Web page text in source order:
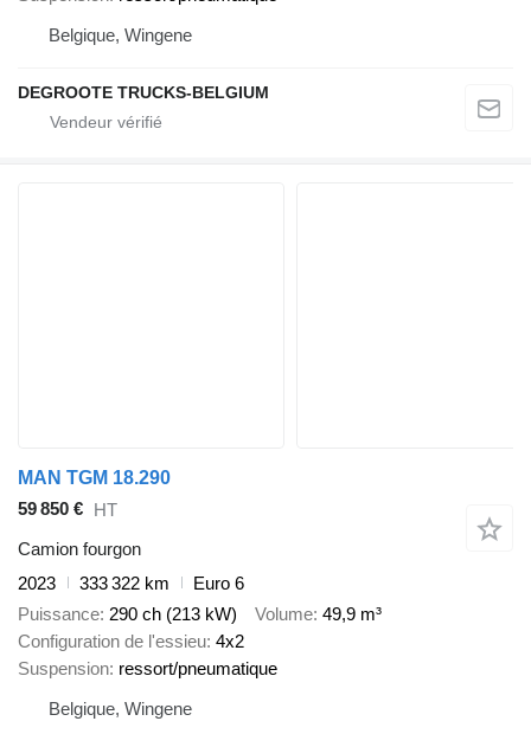
Belgique, Wingene
DEGROOTE TRUCKS-BELGIUM
MAN TGM 18.290
59 850 € HT
Camion fourgon
2023
333 322 km
Euro 6
Puissance 290 ch (213 kW) Volume 49,9 m³
Configuration de l'essieu 4x2
Suspension ressort/pneumatique
Belgique, Wingene